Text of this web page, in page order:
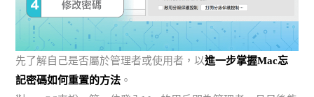
先了解自己是否屬於管理者或使用者，以進一步掌握Mac忘
記密碼如何重置的方法 。